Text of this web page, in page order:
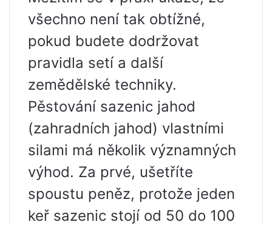
všechno není tak obtížné,
pokud budete dodržovat
pravidla setí a další
zemědělské techniky.
Pěstování sazenic jahod
(zahradních jahod) vlastními
silami má několik významných
výhod. Za prvé, ušetříte
spoustu peněz, protože jeden
keř sazenic stojí od 50 do 100